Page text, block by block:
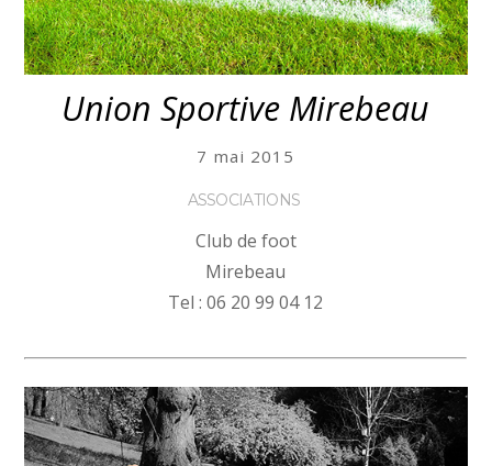
Union Sportive Mirebeau
7 mai 2015
ASSOCIATIONS
Club de foot
Mirebeau
Tel : 06 20 99 04 12